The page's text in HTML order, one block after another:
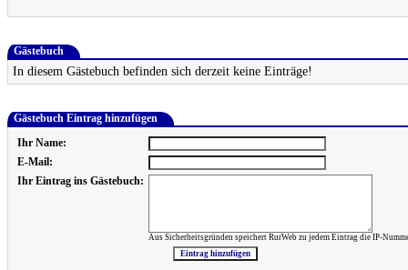
Gästebuch
In diesem Gästebuch befinden sich derzeit keine Einträge!
Gästebuch Eintrag hinzufügen
Ihr Name:
E-Mail:
Ihr Eintrag ins Gästebuch:
Aus Sicherheitsgründen speichert RurWeb zu jedem Eintrag die IP-